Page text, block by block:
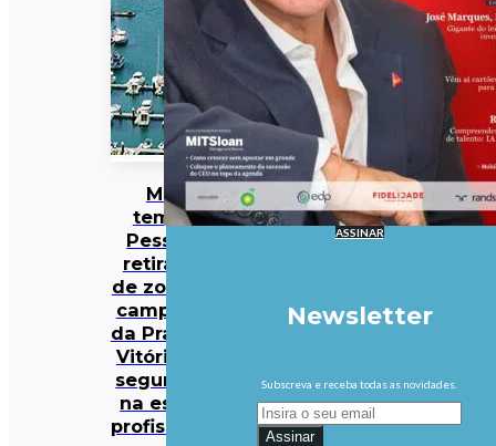
Mau
tempo:
Pessoas
retiradas
de zona de
campismo
da Praia da
Vitória em
segurança
na escola
profissional
ASSINAR
Newsletter
Subscreva e receba todas as novidades.
Assinar